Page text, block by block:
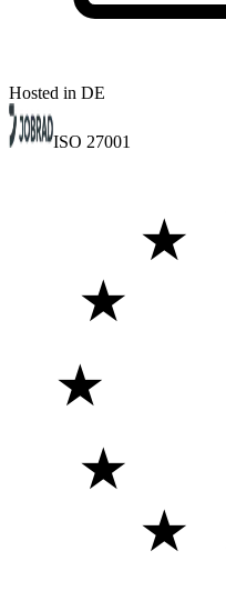
Hosted in DE
ISO 27001
★
★
★
★
★